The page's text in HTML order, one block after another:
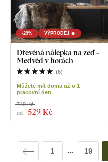
-29% VÝPRODEJ 🔥
Dřevěná nálepka na zeď -
Medvěd v horách
(6)
Můžete mít doma už o 1
pracovní den
od 529 Kč
749 Kč
1 ... 19